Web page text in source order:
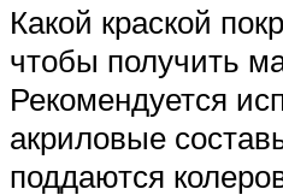
Какой краской
чтобы получить
Рекомендуется
акриловые
поддаются